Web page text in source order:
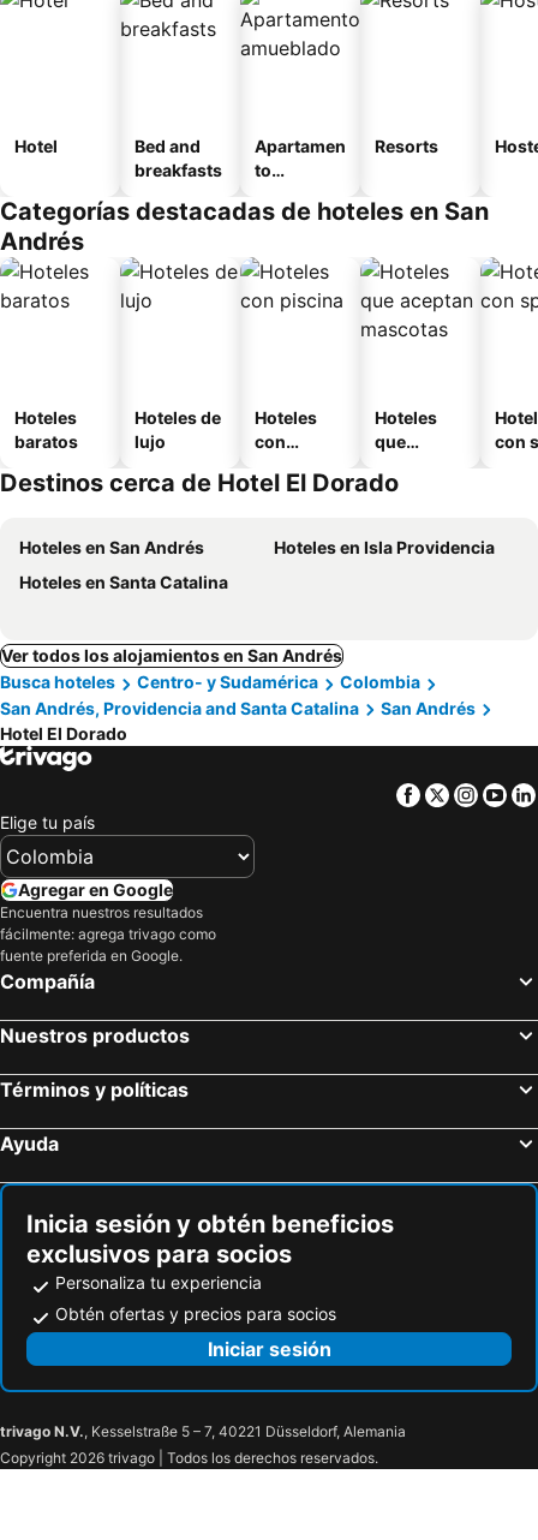
Hotel
Bed and
breakfasts
Apartamen
to
o
Resorts
Categorías destacadas de hoteles en San
Andrés
Hoteles
baratos
Hoteles de
lujo
Hoteles
con
Hoteles
que
mascotas
con
Destinos cerca de Hotel El Dorado
Hoteles en San Andrés
Hoteles en Isla Providencia
Hoteles en Santa Catalina
Ver todos los alojamientos en San Andrés
Busca hoteles
Centro- y Sudamérica
Colombia
San Andrés, Providencia and Santa Catalina
San Andrés
Hotel El Dorado
Facebook
Twitter
Elige tu país
Agregar en Google
Encuentra nuestros resultados
fácilmente: agrega trivago como
fuente preferida en Google.
Compañía
Nuestros productos
Términos y políticas
Ayuda
Inicia sesión y obtén beneficios
exclusivos para socios
Personaliza tu experiencia
Obtén ofertas y precios para socios
Iniciar sesión
trivago N.V., Kesselstraße 5 – 7, 40221 Düsseldorf, Alemania
Copyright 2026 trivago | Todos los derechos reservados.